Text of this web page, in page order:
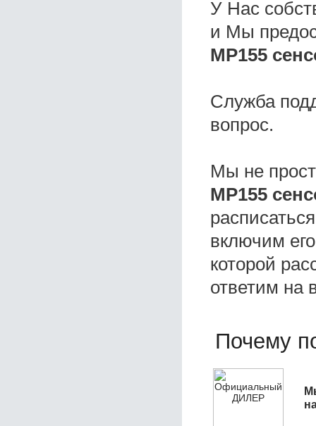
У Нас
и Мы
MP155
Служба
вопрос.
Мы не
MP155
включим
которой
ответим на
Почему